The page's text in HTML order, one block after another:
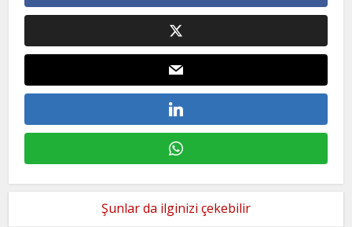
Şunlar da ilginizi çekebilir